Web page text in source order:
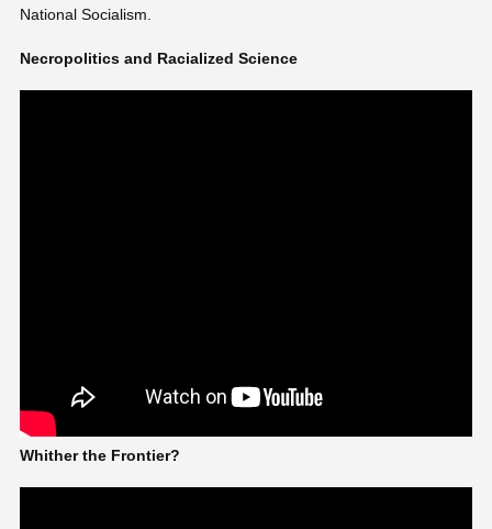
National Socialism.
Necropolitics and Racialized Science
Whither the Frontier?